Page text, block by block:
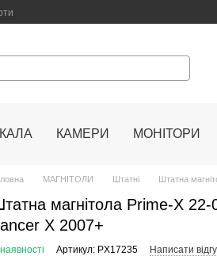
КАМЕРИ МОНІТОРИ
МАГНІТОЛИ Штатні Штатна
магнітола Prime-X
Х 2007+
Артикул: PX17235 Написати